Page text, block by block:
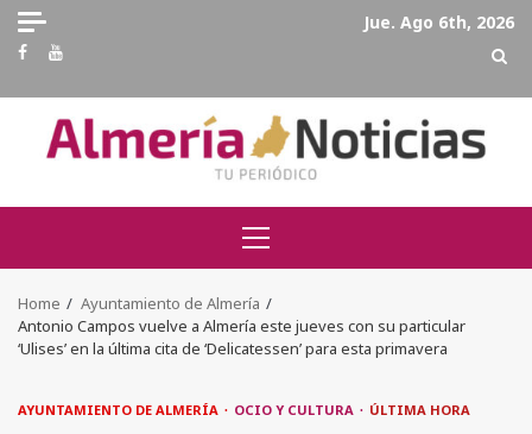
Skip
content
Jue. Ago 6th, 2026
Facebook
Youtube
Primary
Menu
Home
Ayuntamiento de Almería
Antonio Campos vuelve a Almería este jueves con su particular
‘Ulises’ en la última cita de ‘Delicatessen’ para esta primavera
AYUNTAMIENTO DE ALMERÍA OCIO Y CULTURA ÚLTIMA HORA